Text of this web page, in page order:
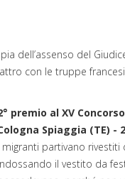
dell’assenso del
con le truppe
premio al XV
Spiaggia (TE) -
migranti partivano rivestiti
il vestito da